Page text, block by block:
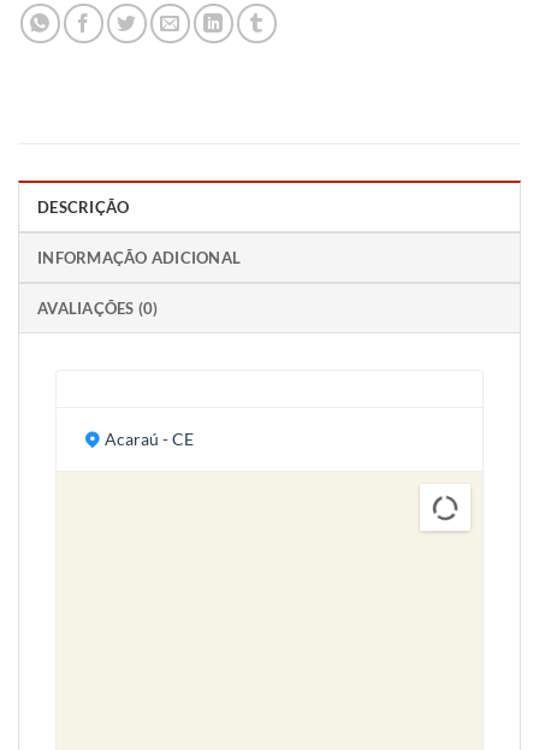
DESCRIÇÃO
INFORMAÇÃO ADICIONAL
AVALIAÇÕES (0)
Acaraú - CE